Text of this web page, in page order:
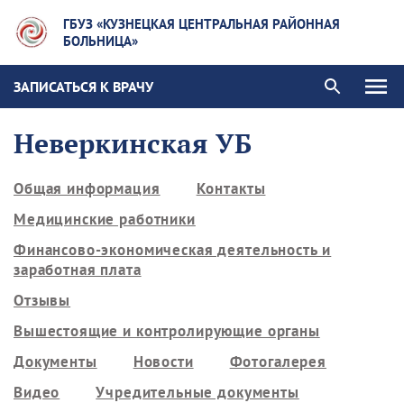
ГБУЗ «КУЗНЕЦКАЯ ЦЕНТРАЛЬНАЯ РАЙОННАЯ
БОЛЬНИЦА»
ЗАПИСАТЬСЯ К ВРАЧУ
Неверкинская УБ
Общая информация
Контакты
Медицинские работники
Финансово-экономическая деятельность и
заработная плата
Отзывы
Вышестоящие и контролирующие органы
Документы
Новости
Фотогалерея
Видео
Учредительные документы